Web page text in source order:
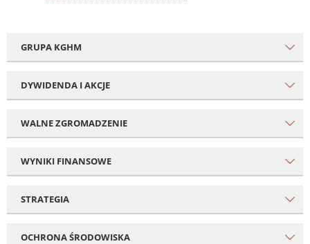
GRUPA KGHM
DYWIDENDA I AKCJE
WALNE ZGROMADZENIE
WYNIKI FINANSOWE
STRATEGIA
OCHRONA ŚRODOWISKA